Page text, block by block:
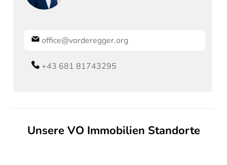
office@vorderegger.org
+43 681 81743295
Unsere VO Immobilien Standorte